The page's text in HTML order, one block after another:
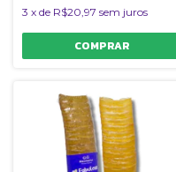
3 x de R$20,97 sem juros